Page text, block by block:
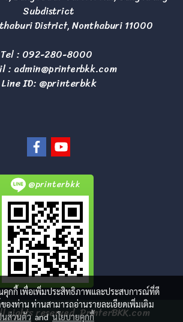
Subdistrict
District, Nonthaburi 11000
Tel : 092-280-8000
: admin@printerbkk.com
Line ID: @printerbkk
@printerbkk
rights reserved. PrinterBKK.com
นคุกกี้ เพื่อเพิ่มประสิทธิภาพและประสบการณ์ที่ดี
ของท่าน ท่านสามารถอ่านรายละเอียดเพิ่มเติม
นส่วนตัวandนโยบายคุกกี้